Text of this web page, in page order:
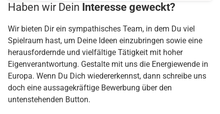
Haben wir Dein Interesse geweckt?
Wir bieten Dir ein sympathisches Team, in dem Du viel
Spielraum hast, um Deine Ideen einzubringen sowie eine
herausfordernde und vielfältige Tätigkeit mit hoher
Eigenverantwortung. Gestalte mit uns die Energiewende in
Europa. Wenn Du Dich wiedererkennst, dann schreibe uns
doch eine aussagekräftige Bewerbung über den
untenstehenden Button.